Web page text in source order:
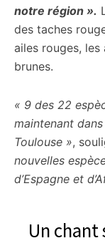
notre région ».
des taches
ailes rouges,
brunes.
« 9 des 22
maintenant
Toulouse »,
nouvelles
d’Espagne et
Un